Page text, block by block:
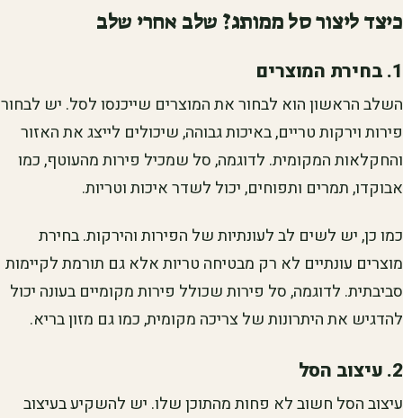
כיצד ליצור סל ממותג? שלב אחרי שלב
1. בחירת המוצרים
השלב הראשון הוא לבחור את המוצרים שייכנסו לסל. יש לבחור
פירות וירקות טריים, באיכות גבוהה, שיכולים לייצג את האזור
והחקלאות המקומית. לדוגמה, סל שמכיל פירות מהעוטף, כמו
אבוקדו, תמרים ותפוחים, יכול לשדר איכות וטריות.
כמו כן, יש לשים לב לעונתיות של הפירות והירקות. בחירת
מוצרים עונתיים לא רק מבטיחה טריות אלא גם תורמת לקיימות
סביבתית. לדוגמה, סל פירות שכולל פירות מקומיים בעונה יכול
להדגיש את היתרונות של צריכה מקומית, כמו גם מזון בריא.
2. עיצוב הסל
עיצוב הסל חשוב לא פחות מהתוכן שלו. יש להשקיע בעיצוב